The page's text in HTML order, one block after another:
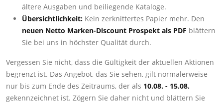
ältere Ausgaben und beiliegende Kataloge.
Übersichtlichkeit: Kein zerknittertes Papier mehr. Den
neuen Netto Marken-Discount Prospekt als PDF blättern
Sie bei uns in höchster Qualität durch.
Vergessen Sie nicht, dass die Gültigkeit der aktuellen Aktionen
begrenzt ist. Das Angebot, das Sie sehen, gilt normalerweise
nur bis zum Ende des Zeitraums, der als 10.08. - 15.08.
gekennzeichnet ist. Zögern Sie daher nicht und blättern Sie